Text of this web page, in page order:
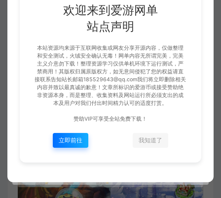
欢迎来到爱游网单
站点声明
本站资源均来源于互联网收集或网友分享开源内容，仅做整理
和安全测试，火绒安全确认无毒！网单内容无所谓完美，完美
主义介意勿下载！整理资源学习仅供单机环境下运行测试，严
禁商用！其版权归属原版权方，如无意间侵犯了您的权益请直
接联系告知站长邮箱185529643@qq.com我们将立即删除相关
内容并致以最真诚的歉意！文章所标识的爱游币或接受赞助绝
非资源本身，而是整理、收集资料及网站运行所必须支出的成
本及用户对我们付出时间精力认可的适度打赏。
赞助VIP可享受全站免费下载！
立即前往 我知道了